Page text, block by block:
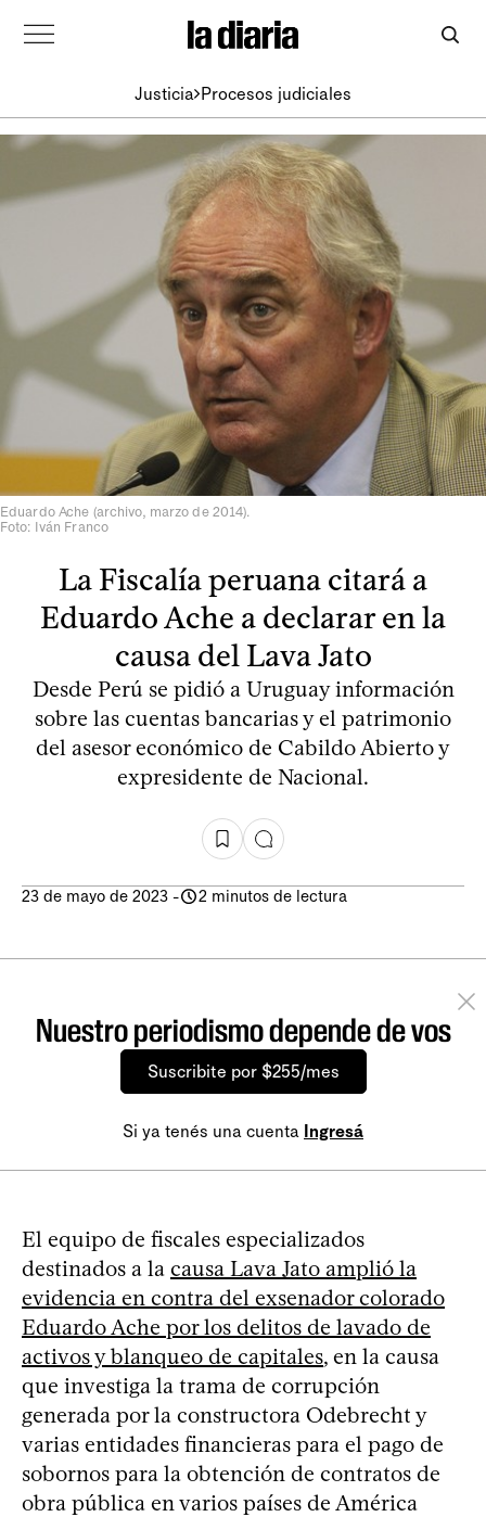
Justicia Procesos judiciales
Eduardo Ache (archivo, marzo de 2014).
Foto: Iván Franco
La Fiscalía peruana citará a
Eduardo Ache a declarar en la
causa del Lava Jato
Desde Perú se pidió a Uruguay información
sobre las cuentas bancarias y el patrimonio
del asesor económico de Cabildo Abierto y
expresidente de Nacional.
23 de mayo de 2023 - 2 minutos de lectura
Nuestro periodismo depende de vos
Suscribite por $255/mes
Si ya tenés una cuenta Ingresá
El equipo de fiscales especializados
destinados a la causa Lava Jato amplió la
evidencia en contra del exsenador colorado
Eduardo Ache por los delitos de lavado de
activos y blanqueo de capitales, en la causa
que investiga la trama de corrupción
generada por la constructora Odebrecht y
varias entidades financieras para el pago de
sobornos para la obtención de contratos de
obra pública en varios países de América